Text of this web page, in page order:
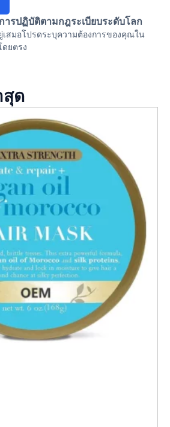
การปฏิบัติตามกฎระเบียบระดับโลก
เสมอโปรดระบุความต้องการของคุณใน
ดยตรง
ด